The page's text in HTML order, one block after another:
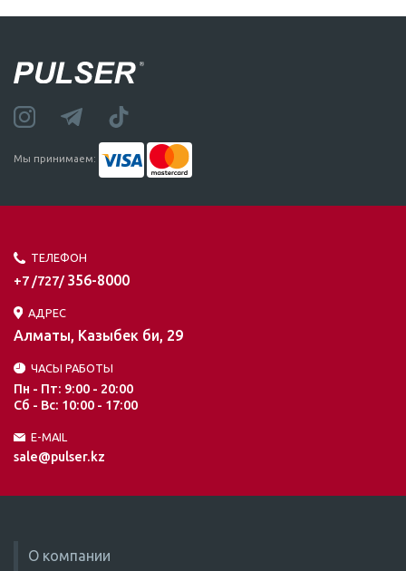
Мы принимаем:
ТЕЛЕФОН
+7 /727/ 356-8000
АДРЕС
Алматы, Казыбек би, 29
ЧАСЫ РАБОТЫ
Пн - Пт: 9:00 - 20:00
Сб - Вс: 10:00 - 17:00
E-MAIL
sale@pulser.kz
О компании